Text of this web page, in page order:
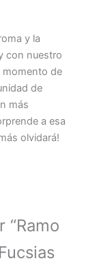
y la
con nuestro
momento de
de
más
a esa
olvidará!
“Ramo